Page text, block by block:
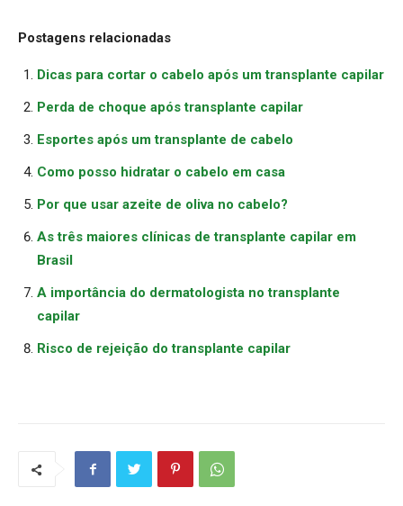
Postagens relacionadas
Dicas para cortar o cabelo após um transplante capilar
Perda de choque após transplante capilar
Esportes após um transplante de cabelo
Como posso hidratar o cabelo em casa
Por que usar azeite de oliva no cabelo?
As três maiores clínicas de transplante capilar em
Brasil
A importância do dermatologista no transplante
capilar
Risco de rejeição do transplante capilar